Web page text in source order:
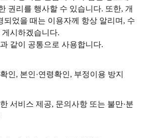
권리를 행사할 수 있습니다. 또한, 개
되었을 때는 이용자께 항상 알리며, 수
시하겠습니다.
같이 공통으로 사용합니다.
인, 본인·연령확인, 부정이용 방지
서비스 제공, 문의사항 또는 불만·분